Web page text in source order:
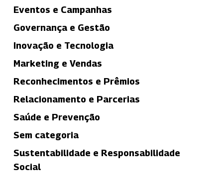
Eventos e Campanhas
Governança e Gestão
Inovação e Tecnologia
Marketing e Vendas
Reconhecimentos e Prêmios
Relacionamento e Parcerias
Saúde e Prevenção
Sem categoria
Sustentabilidade e Responsabilidade
Social